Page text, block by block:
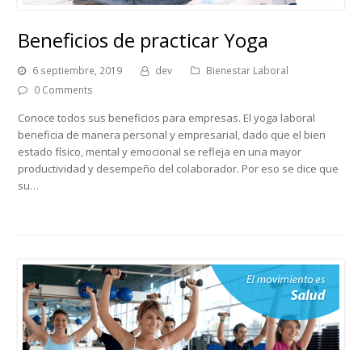
Beneficios de practicar Yoga
6 septiembre, 2019 dev
Bienestar Laboral
0 Comments
Conoce todos sus beneficios para empresas. El yoga laboral
beneficia de manera personal y empresarial, dado que el bien
estado físico, mental y emocional se refleja en una mayor
productividad y desempeño del colaborador. Por eso se dice que
su…